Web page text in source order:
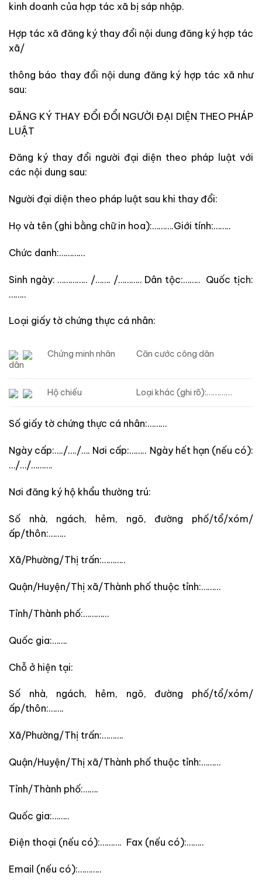
kinh doanh của hợp tác xã bị sáp nhập.
Hợp tác xã đăng ký thay đổi nội dung đăng ký hợp tác
xã/
thông báo thay đổi nội dung đăng ký hợp tác xã như
sau:
ĐĂNG KÝ THAY ĐỔI ĐỔI NGƯỜI ĐẠI DIỆN THEO PHÁP
LUẬT
Đăng ký thay đổi người đại diện theo pháp luật với
các nội dung sau:
Người đại diện theo pháp luật sau khi thay đổi:
Họ và tên (ghi bằng chữ in hoa):……….Giới tính:……..
Chức danh:…………
Sinh ngày: ………….. /……. /……….. Dân tộc:…….. Quốc tịch:
……..
Loại giấy tờ chứng thực cá nhân:
Chứng minh nhân
dân
Căn cước công dân
Hộ chiếu Loại khác (ghi rõ):…………
Số giấy tờ chứng thực cá nhân:………
Ngày cấp:…./…./…. Nơi cấp:…….. Ngày hết hạn (nếu có):
…/…/……….
Nơi đăng ký hộ khẩu thường trú:
Số nhà, ngách, hẻm, ngõ, đường phố/tổ/xóm/
ấp/thôn:……..
Xã/Phường/Thị trấn:………..
Quận/Huyện/Thị xã/Thành phố thuộc tỉnh:………
Tỉnh/Thành phố:…………
Quốc gia:…….
Chỗ ở hiện tại:
Số nhà, ngách, hẻm, ngõ, đường phố/tổ/xóm/
ấp/thôn:…….
Xã/Phường/Thị trấn:……….
Quận/Huyện/Thị xã/Thành phố thuộc tỉnh:………
Tỉnh/Thành phố:…….
Quốc gia:……..
Điện thoại (nếu có):………. Fax (nếu có):……..
Email (nếu có):………..